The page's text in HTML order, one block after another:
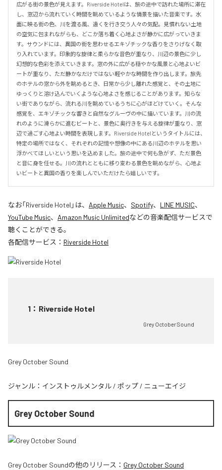
広がる街の景色が見えます。Riverside Hotelは、旅の途中で訪れた場所に滞在
し、窓辺から流れていく時間を眺めているような情景を描いた音楽です。水
面に映る街の色、川を渡る風、遠くを行き交う人々の気配。見慣れない土地
の空気に包まれながらも、どこか落ち着く心地よさが静かに広がっていきま
す。サウンドには、異国の街を思わせるエキゾチックな香りをさりげなく取
り入れています。印象的な旋律と柔らかな音色が重なり、川辺の景色に少し
幻想的な色彩を添えていきます。窓の外に広がる穏やかな風景と心地よいビ
ートが重なり、ただ静かなだけではない軽やかな時間を作り出します。旅先
のホテルの窓から外を眺めるとき、日常から少し離れた感覚と、その土地に
ゆっくりと溶け込んでいくような心地よさを感じることがあります。知らな
い街でありながら、流れる川を眺めているうちに心がほどけていく。そんな
感覚を、エキゾチックな響きと自然なグルーヴの中に描いています。川の流
れのように滑らかに進むビートと、景色に奥行きを与える旋律が重なり、窓
辺で過ごす心地よい時間を表現します。Riverside Hotelというタイトルには、
特定の場所ではなく、それぞれの記憶や想像の中にある川辺のホテルを思い
浮かべてほしいという思いを込めました。旅の途中で何も急がず、ただ景色
と音に身を任せる。川の流れとともに移り変わる景色を眺めながら、心地よ
いビートと異国の香りを楽しんでいただけたら嬉しいです。
なお「Riverside Hotel 」は、 Apple Music、 Spotify、 LINE MUSIC、
YouTube Music、 Amazon Music Unlimitedなどの音楽配信サービスで
聴くことができる。
各配信サービス： Riverside Hotel
1 ： Riverside Hotel
Grey October Sound
Grey October Sound
ジャンル： インストゥルメンタル / ポップ / ニューエイジ
Grey October Sound
Grey October Soundの他のリリース： Grey October Sound